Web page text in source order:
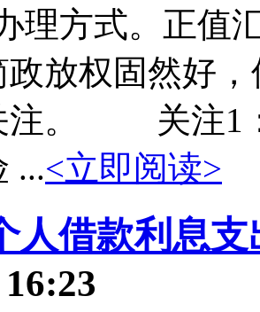
理方式。正值
政放权固然好
注。 关注1：
...<立即阅读>
人借款利息